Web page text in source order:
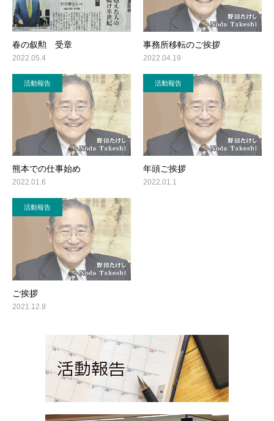
春の叙勲 受章
2022.05.4
事務所移転のご挨拶
2022.04.19
活動報告
熊本での仕事始め
2022.01.6
活動報告
年頭ご挨拶
2022.01.1
活動報告
ご挨拶
2021.12.9